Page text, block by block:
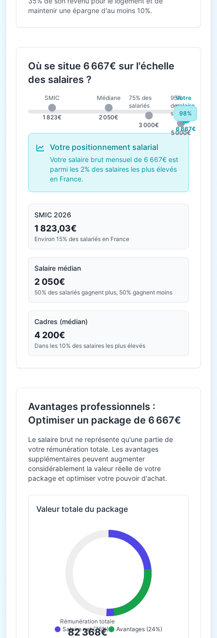
maintenir une épargne d'au moins 10%.
Où se situe 6 667€ sur l'échelle
des salaires ?
SMIC
1 823€
Médiane
2 050€
75% des
salariés
3 000€
95%
des
salariés
5 000€
Votre
salaire
6 667€
98%
Votre positionnement salarial
Votre salaire brut mensuel de 6 667€ est
parmi les 2% des salaires les plus élevés
en France.
SMIC 2026
1 823,03€
Environ 15% des salariés en France
Salaire médian
2 050€
50% des salariés gagnent plus, 50% gagnent moins
Cadres (médian)
4 200€
Dans les 10% des salaires les plus élevés
Avantages professionnels :
Optimiser un package de 6 667€
Le salaire brut ne représente qu'une partie de
votre rémunération totale. Les avantages
supplémentaires peuvent augmenter
considérablement la valeur réelle de votre
package et optimiser votre pouvoir d'achat.
Valeur totale du package
Rémunération totale
82 368€
Salaire net (76%) Avantages (24%)